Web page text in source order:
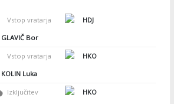
Vstop vratarja
HDJ
Bor
Vstop vratarja
HKO
Luka
Izključitev
HKO